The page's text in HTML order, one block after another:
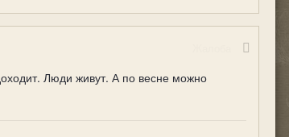
Люди живут. А по весне можно